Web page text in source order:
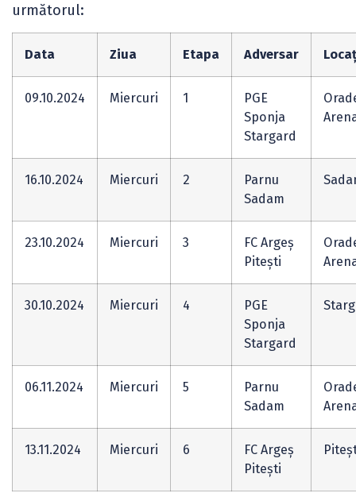
următorul:
Data Ziua Etapa Adversar
09.10.2024 Miercuri 1
PGE
Sponja
Stargard
16.10.2024 Miercuri 2
Parnu
Sadam
23.10.2024 Miercuri 3
FC Argeș
Pitești
30.10.2024 Miercuri 4
PGE
Sponja
Stargard
06.11.2024 Miercuri 5
Parnu
Sadam
13.11.2024 Miercuri 6
FC Argeș
Pitești